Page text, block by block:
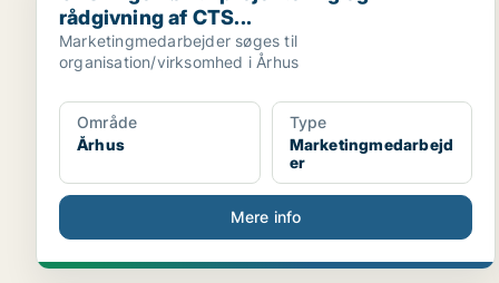
rådgivning af CTS...
Marketingmedarbejder søges til
organisation/virksomhed i Århus
Område
Århus
Type
Marketingmedarbejd
er
Mere info